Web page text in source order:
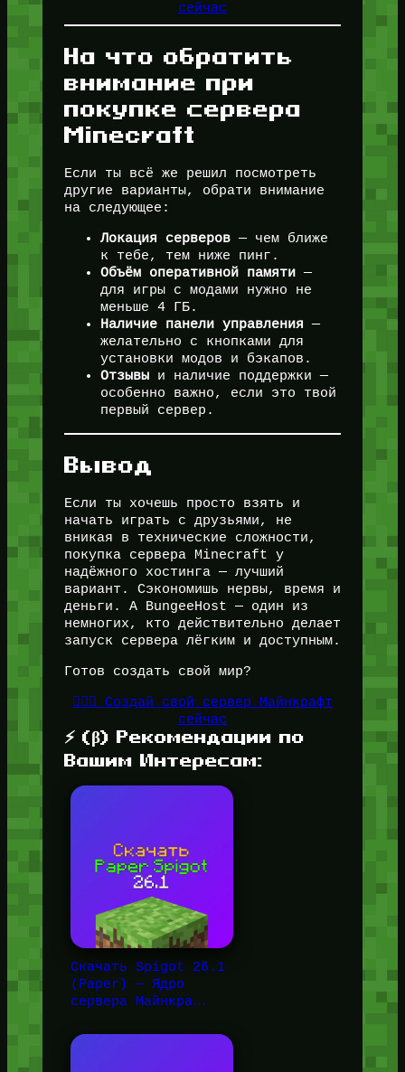
сейчас
На что обратить
внимание при
покупке сервера
Minecraft
Если ты всё же решил посмотреть
другие варианты, обрати внимание
на следующее:
Локация серверов— чем ближе
к тебе, тем ниже пинг.
Объём оперативной памяти—
для игры с модами нужно не
меньше 4 ГБ.
Наличие панели управления —
желательно с кнопками для
установки модов и бэкапов.
Отзывыи наличие поддержки —
особенно важно, если это твой
первый сервер.
Вывод
Если ты хочешь просто взять и
начать играть с друзьями, не
вникая в технические сложности,
покупка сервера Minecraft у
надёжного хостинга — лучший
вариант. Сэкономишь нервы, время и
деньги. А BungeeHost — один из
немногих, кто действительно делает
запуск сервера лёгким и доступным.
Готов создать свой мир?
👉🏻🎁 Создай свой сервер Майнкрафт
сейчас
⚡ (β) Рекомендации по
Вашим Интересам:
Скачать Spigot 26.1
(Paper) — Ядро
сервера Майнкра…